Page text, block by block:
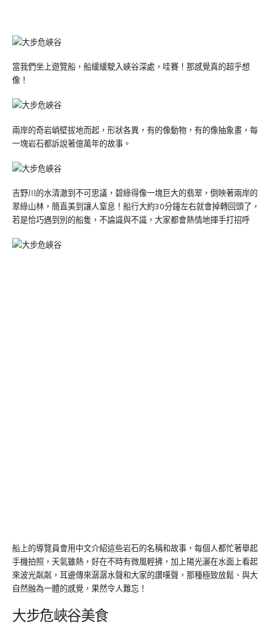
當我們坐上遊覽船，船緩緩駛入峽谷深處，哇賽！那感覺真的超乎想
像！
兩岸的奇岩峭壁拔地而起，形狀各異，有的像動物，有的像抽象畫，每
一塊岩石都訴說著億萬年的故事。
吉野川的水清澈到不可思議，碧綠得像一塊巨大的翡翠，倒映著兩岸的
翠綠山林，簡直美到讓人窒息！船行大約30分鐘左右就會掉轉回頭了，
若是恰巧遇到別的船隻，不論識與不識，大家都會熱情地揮手打招呼
船上的導覽員會用中文介紹這些岩石的名稱和故事，每個人都忙著舉起
手機拍照，天氣雖熱，好在不時有微風輕拂，加上陽光灑在水面上看起
來波光粼粼，耳邊傳來潺潺水聲和大家的讚嘆聲，那種極致放鬆、與大
自然融為一體的感覺，果然令人難忘！
大步危峽谷美食